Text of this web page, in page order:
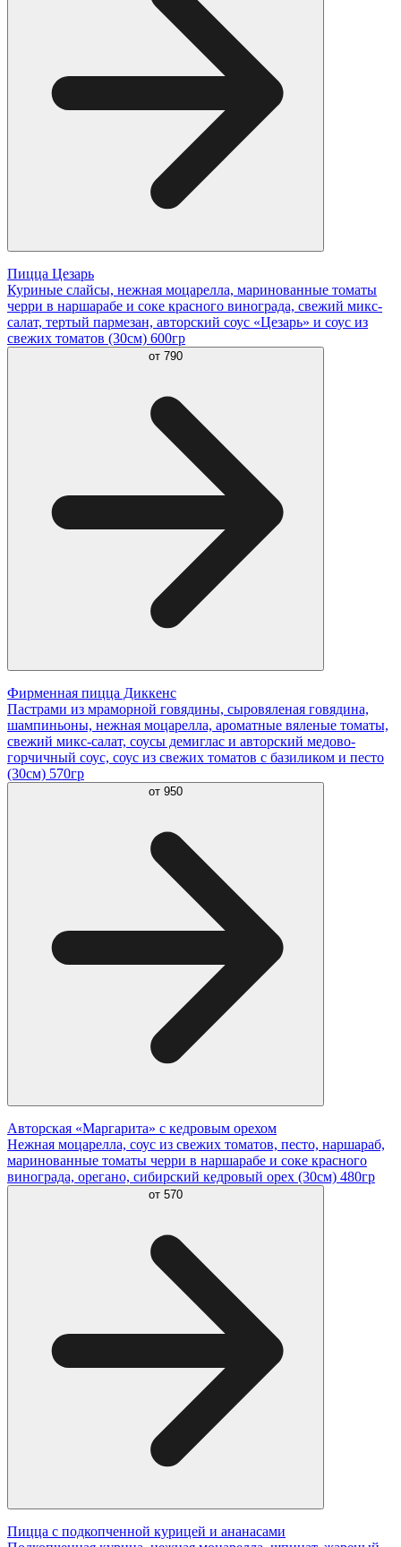
Пицца Цезарь
Куриные слайсы, нежная моцарелла, маринованные томаты
черри в наршарабе и соке красного винограда, свежий микс-
салат, тертый пармезан, авторский соус «Цезарь» и соус из
свежих томатов (30см) 600гр
от 790
Фирменная пицца Диккенс
Пастрами из мраморной говядины, сыровяленая говядина,
шампиньоны, нежная моцарелла, ароматные вяленые томаты,
свежий микс-салат, соусы демиглас и авторский медово-
горчичный соус, соус из свежих томатов с базиликом и песто
(30см) 570гр
от 950
Авторская «Маргарита» с кедровым орехом
Нежная моцарелла, соус из свежих томатов, песто, наршараб,
маринованные томаты черри в наршарабе и соке красного
винограда, орегано, сибирский кедровый орех (30см) 480гр
от 570
Пицца с подкопченной курицей и ананасами